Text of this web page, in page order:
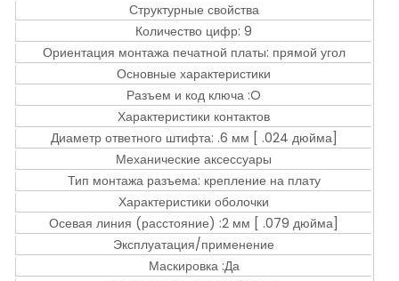
Структурные свойства
Количество цифр: 9
Ориентация монтажа печатной платы: прямой угол
Основные характеристики
Разъем и код ключа :O
Характеристики контактов
Диаметр ответного штифта: .6 мм [ .024 дюйма]
Механические аксессуары
Тип монтажа разъема: крепление на плату
Характеристики оболочки
Осевая линия (расстояние) :2 мм [ .079 дюйма]
Эксплуатация/применение
Маскировка :Да